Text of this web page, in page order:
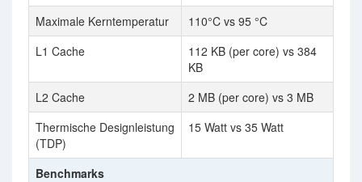
Maximale Kerntemperatur
110°C vs 95 °C
L1 Cache
112 KB (per core) vs 384
KB
L2 Cache
2 MB (per core) vs 3 MB
Thermische Designleistung
(TDP)
15 Watt vs 35 Watt
Benchmarks